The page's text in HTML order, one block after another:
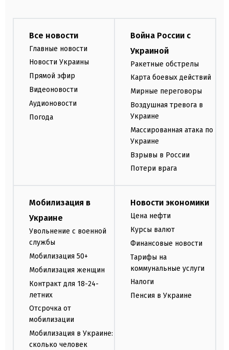
Все новости
Главные новости
Новости Украины
Прямой эфир
Видеоновости
Аудионовости
Погода
Война России с
Украиной
Ракетные обстрелы
Карта боевых действий
Мирные переговоры
Воздушная тревога в
Украине
Массированная атака по
Украине
Взрывы в России
Потери врага
Мобилизация в
Украине
Увольнение с военной
службы
Мобилизация 50+
Мобилизация женщин
Контракт для 18-24-
летних
Отсрочка от
мобилизации
Мобилизация в Украине:
сколько человек
Новости экономики
Цена нефти
Курсы валют
Финансовые новости
Тарифы на
коммунальные услуги
Налоги
Пенсия в Украине